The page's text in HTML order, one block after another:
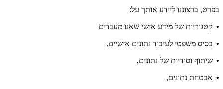
בפרט, ברצוננו ליידע אותך על:
• קטגוריות של מידע אישי שאנו מעבדים
• בסיס משפטי לעיבוד נתונים אישיים,
• שיתוף וסודיות של נתונים,
• אבטחת נתונים,